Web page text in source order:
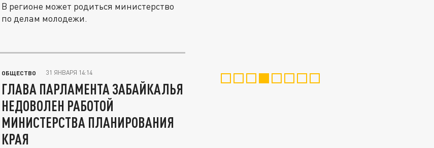
В регионе может родиться министерство
по делам молодежи.
ОБЩЕСТВО 31 ЯНВАРЯ 14:14
ГЛАВА ПАРЛАМЕНТА ЗАБАЙКАЛЬЯ
НЕДОВОЛЕН РАБОТОЙ
МИНИСТЕРСТВА ПЛАНИРОВАНИЯ
КРАЯ